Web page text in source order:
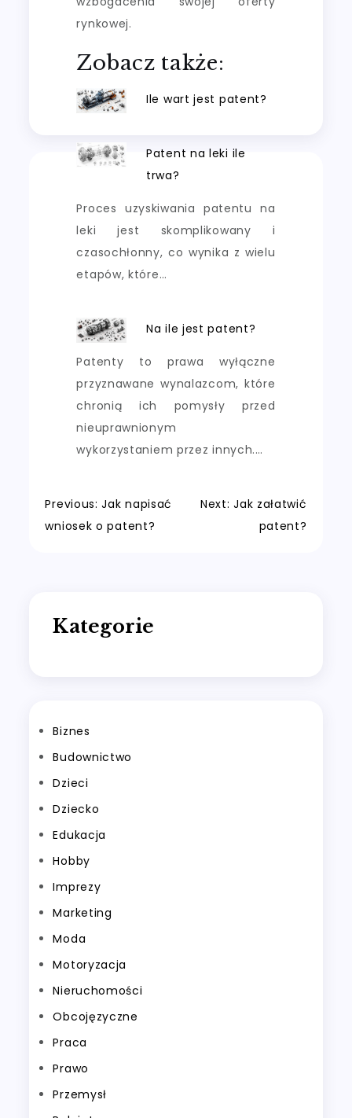
rynkowej.
Zobacz także:
Ile wart jest patent?
Patent na leki ile
trwa?
Proces uzyskiwania patentu na
leki jest skomplikowany i
czasochłonny, co wynika z wielu
etapów, które…
Na ile jest patent?
Patenty to prawa wyłączne
przyznawane wynalazcom, które
chronią ich pomysły przed
nieuprawnionym
wykorzystaniem przez innych.…
Nawigacja
Previous: Jak napisać
wniosek o patent?
Next: Jak załatwić
patent?
Kategorie
Biznes
Budownictwo
Dzieci
Dziecko
Edukacja
Hobby
Imprezy
Marketing
Moda
Motoryzacja
Nieruchomości
Obcojęzyczne
Praca
Prawo
Przemysł